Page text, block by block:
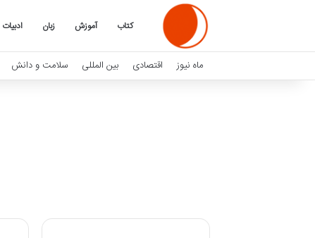
کتاب آموزش زبان ادبیات
ماه نیوز اقتصادی بین المللی سلامت و دانش